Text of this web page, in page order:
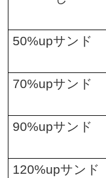
50%upサンド
70%upサンド
90%upサンド
120%upサンド